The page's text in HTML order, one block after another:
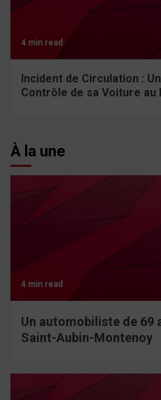
4 min read
Incident de Circulation :
Contrôle de sa Voiture au
À la une
4 min read
Un automobiliste de 69
Saint-Aubin-Montenoy